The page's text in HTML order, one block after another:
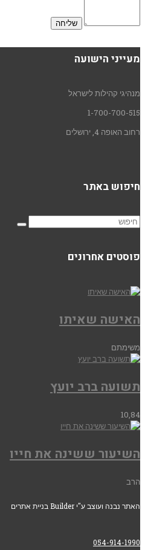
מעייני הישועה
מנהיגי קהילות לישראל
1-700-700-515
רחוב האופה 4, ירושלים
חיפוש באתר
פוסטים אחרונים
האישה שאיתו
משימתם
תשועה ברב יועץ
10,84
השיעור ששינה את חייו
הרב
האתר נבנה ועוצב ע"י Builder בניית אתרים
054-914-1990